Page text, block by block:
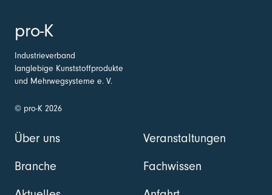
pro-K
Industrieverband
langlebige Kunststoffprodukte
und Mehrwegsysteme e. V.
© pro-K 2026
Über uns
Branche
Veranstaltungen
Fachwissen